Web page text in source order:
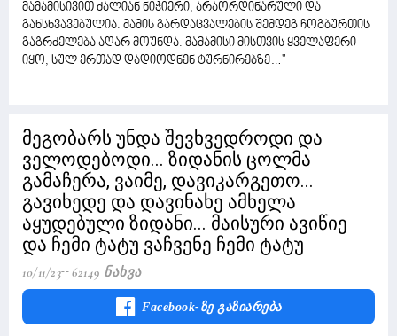
მამამისივით ძალიან ნიჭიერი, არაორდინარული და
განსხვავებულია. მამის გარდაცვალების შემდეგ ჩოგბურთის
გაგრძელება აღარ მოუნდა. მამამისი მისთვის ყველაფერი
იყო, სულ ერთად დადიოდნენ ტურნირებზე…"
მეგობარს უნდა შევხვედროდი და
ველოდებოდი... ზიდანის ცოლმა
გამაჩერა, ვაიმე, დავიკარგეთო...
გავიხედე და დავინახე ამხელა
აყუდებული ზიდანი... მაისური ავიწიე
და ჩემი ტატუ ვაჩვენე ჩემი ტატუ
10/11/23 62149 Ნახვა
Facebook-Ზე Გაზიარება